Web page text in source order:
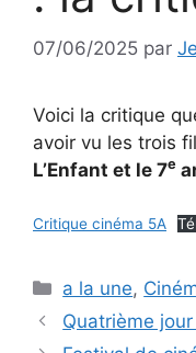
07/06/2025 par
Voici la critique
avoir vu les trois
L’Enfant et le 7e
Critique cinéma 5A
Catégories
a la une,
Quatrième